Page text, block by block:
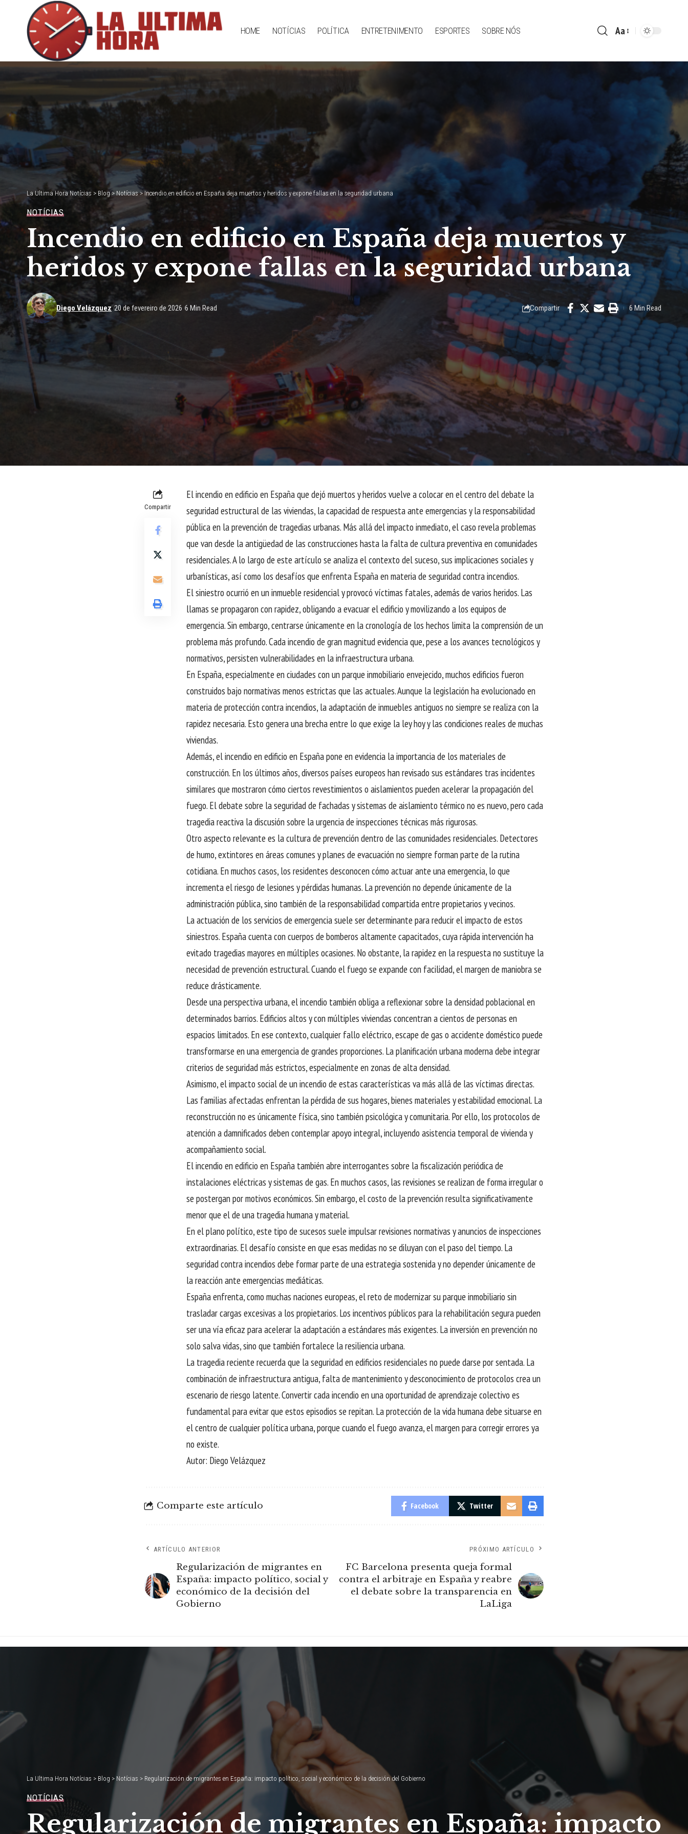
HOME NOTÍCIAS POLÍTICA ENTRETENIMENTO ESPORTES SOBRE NÓS
Font
Aa
La Ultima Hora Notícias > Blog > Notícias> Incendio en edificio en España deja muertos y heridos y expone fallas en la seguridad urbana
NOTÍCIAS
Incendio en edificio en España deja muertos y
heridos y expone fallas en la seguridad urbana
Diego Velázquez 20 de fevereiro de 2026 6 Min Read Compartir 6 Min Read
Compartir
El incendio en edificio en España que dejó muertos y heridos vuelve a colocar en el centro del debate la
seguridad estructural de las viviendas, la capacidad de respuesta ante emergencias y la responsabilidad
pública en la prevención de tragedias urbanas. Más allá del impacto inmediato, el caso revela problemas
que van desde la antigüedad de las construcciones hasta la falta de cultura preventiva en comunidades
residenciales. A lo largo de este artículo se analiza el contexto del suceso, sus implicaciones sociales y
urbanísticas, así como los desafíos que enfrenta España en materia de seguridad contra incendios.
El siniestro ocurrió en un inmueble residencial y provocó víctimas fatales, además de varios heridos. Las
llamas se propagaron con rapidez, obligando a evacuar el edificio y movilizando a los equipos de
emergencia. Sin embargo, centrarse únicamente en la cronología de los hechos limita la comprensión de un
problema más profundo. Cada incendio de gran magnitud evidencia que, pese a los avances tecnológicos y
normativos, persisten vulnerabilidades en la infraestructura urbana.
En España, especialmente en ciudades con un parque inmobiliario envejecido, muchos edificios fueron
construidos bajo normativas menos estrictas que las actuales. Aunque la legislación ha evolucionado en
materia de protección contra incendios, la adaptación de inmuebles antiguos no siempre se realiza con la
rapidez necesaria. Esto genera una brecha entre lo que exige la ley hoy y las condiciones reales de muchas
viviendas.
Además, el incendio en edificio en España pone en evidencia la importancia de los materiales de
construcción. En los últimos años, diversos países europeos han revisado sus estándares tras incidentes
similares que mostraron cómo ciertos revestimientos o aislamientos pueden acelerar la propagación del
fuego. El debate sobre la seguridad de fachadas y sistemas de aislamiento térmico no es nuevo, pero cada
tragedia reactiva la discusión sobre la urgencia de inspecciones técnicas más rigurosas.
Otro aspecto relevante es la cultura de prevención dentro de las comunidades residenciales. Detectores
de humo, extintores en áreas comunes y planes de evacuación no siempre forman parte de la rutina
cotidiana. En muchos casos, los residentes desconocen cómo actuar ante una emergencia, lo que
incrementa el riesgo de lesiones y pérdidas humanas. La prevención no depende únicamente de la
administración pública, sino también de la responsabilidad compartida entre propietarios y vecinos.
La actuación de los servicios de emergencia suele ser determinante para reducir el impacto de estos
siniestros. España cuenta con cuerpos de bomberos altamente capacitados, cuya rápida intervención ha
evitado tragedias mayores en múltiples ocasiones. No obstante, la rapidez en la respuesta no sustituye la
necesidad de prevención estructural. Cuando el fuego se expande con facilidad, el margen de maniobra se
reduce drásticamente.
Desde una perspectiva urbana, el incendio también obliga a reflexionar sobre la densidad poblacional en
determinados barrios. Edificios altos y con múltiples viviendas concentran a cientos de personas en
espacios limitados. En ese contexto, cualquier fallo eléctrico, escape de gas o accidente doméstico puede
transformarse en una emergencia de grandes proporciones. La planificación urbana moderna debe integrar
criterios de seguridad más estrictos, especialmente en zonas de alta densidad.
Asimismo, el impacto social de un incendio de estas características va más allá de las víctimas directas.
Las familias afectadas enfrentan la pérdida de sus hogares, bienes materiales y estabilidad emocional. La
reconstrucción no es únicamente física, sino también psicológica y comunitaria. Por ello, los protocolos de
atención a damnificados deben contemplar apoyo integral, incluyendo asistencia temporal de vivienda y
acompañamiento social.
El incendio en edificio en España también abre interrogantes sobre la fiscalización periódica de
instalaciones eléctricas y sistemas de gas. En muchos casos, las revisiones se realizan de forma irregular o
se postergan por motivos económicos. Sin embargo, el costo de la prevención resulta significativamente
menor que el de una tragedia humana y material.
En el plano político, este tipo de sucesos suele impulsar revisiones normativas y anuncios de inspecciones
extraordinarias. El desafío consiste en que esas medidas no se diluyan con el paso del tiempo. La
seguridad contra incendios debe formar parte de una estrategia sostenida y no depender únicamente de
la reacción ante emergencias mediáticas.
España enfrenta, como muchas naciones europeas, el reto de modernizar su parque inmobiliario sin
trasladar cargas excesivas a los propietarios. Los incentivos públicos para la rehabilitación segura pueden
ser una vía eficaz para acelerar la adaptación a estándares más exigentes. La inversión en prevención no
solo salva vidas, sino que también fortalece la resiliencia urbana.
La tragedia reciente recuerda que la seguridad en edificios residenciales no puede darse por sentada. La
combinación de infraestructura antigua, falta de mantenimiento y desconocimiento de protocolos crea un
escenario de riesgo latente. Convertir cada incendio en una oportunidad de aprendizaje colectivo es
fundamental para evitar que estos episodios se repitan. La protección de la vida humana debe situarse en
el centro de cualquier política urbana, porque cuando el fuego avanza, el margen para corregir errores ya
no existe.
Autor: Diego Velázquez
Comparte este artículo Facebook Twitter
ARTÍCULO ANTERIOR
Regularización de migrantes en
España: impacto político, social y
económico de la decisión del
Gobierno
PRÓXIMO ARTÍCULO
FC Barcelona presenta queja formal
contra el arbitraje en España y reabre
el debate sobre la transparencia en
LaLiga
La Ultima Hora Notícias > Blog > Notícias > Regularización de migrantes en España: impacto político, social y económico de la decisión del Gobierno
NOTÍCIAS
Regularización de migrantes en España: impacto